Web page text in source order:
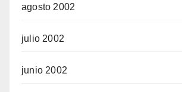
agosto 2002
julio 2002
junio 2002